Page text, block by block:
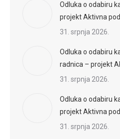
Odluka o odabiru
projekt Aktivna
31. srpnja 2026.
Odluka o odabiru
radnica – projekt
31. srpnja 2026.
Odluka o odabiru
projekt Aktivna
31. srpnja 2026.